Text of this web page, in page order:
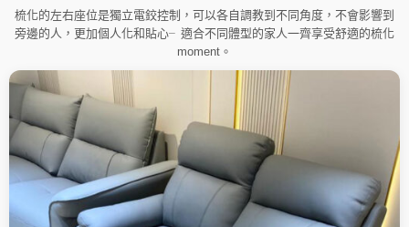
梳化的左右座位是獨立電鉸控制，可以各自調教到不同角度，不會影響到
旁邊的人，更加個人化和貼心╴適合不同體型的家人一齊享受舒適的梳化
moment。